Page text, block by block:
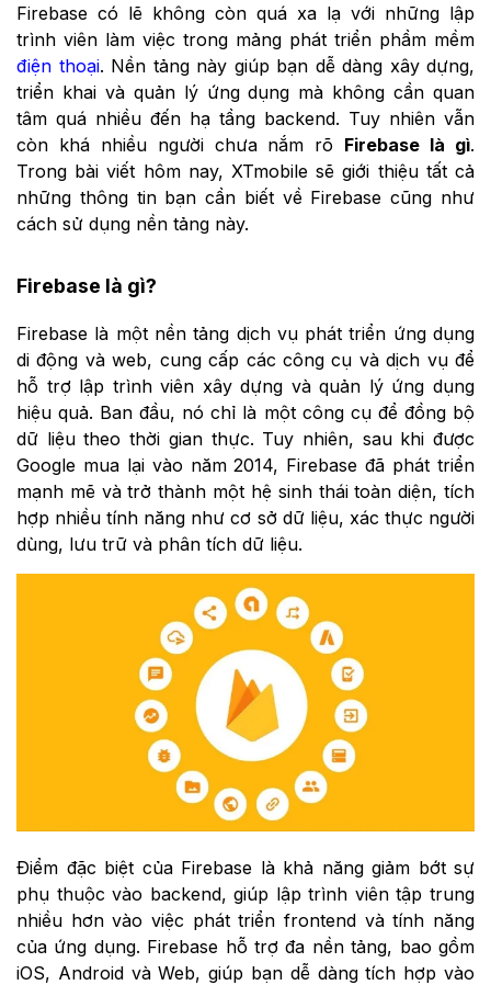
Firebase có lẽ không còn quá xa lạ với những lập
trình viên làm việc trong mảng phát triển phầm mềm
điện thoại. Nền tảng này giúp bạn dễ dàng xây dựng,
triển khai và quản lý ứng dụng mà không cần quan
tâm quá nhiều đến hạ tầng backend. Tuy nhiên vẫn
còn khá nhiều người chưa nắm rõ Firebase là gì.
Trong bài viết hôm nay, XTmobile sẽ giới thiệu tất cả
những thông tin bạn cần biết về Firebase cũng như
cách sử dụng nền tảng này.
Firebase là gì?
Firebase là một nền tảng dịch vụ phát triển ứng dụng
di động và web, cung cấp các công cụ và dịch vụ để
hỗ trợ lập trình viên xây dựng và quản lý ứng dụng
hiệu quả. Ban đầu, nó chỉ là một công cụ để đồng bộ
dữ liệu theo thời gian thực. Tuy nhiên, sau khi được
Google mua lại vào năm 2014, Firebase đã phát triển
mạnh mẽ và trở thành một hệ sinh thái toàn diện, tích
hợp nhiều tính năng như cơ sở dữ liệu, xác thực người
dùng, lưu trữ và phân tích dữ liệu.
Điểm đặc biệt của Firebase là khả năng giảm bớt sự
phụ thuộc vào backend, giúp lập trình viên tập trung
nhiều hơn vào việc phát triển frontend và tính năng
của ứng dụng. Firebase hỗ trợ đa nền tảng, bao gồm
iOS, Android và Web, giúp bạn dễ dàng tích hợp vào